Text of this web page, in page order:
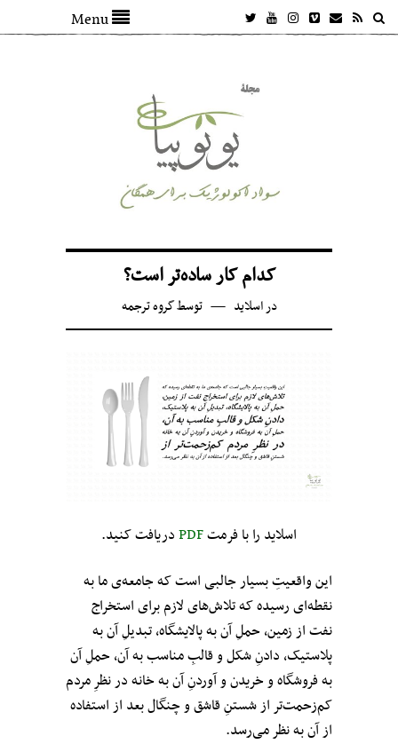
Menu
کدام کار ساده‌تر است؟
دراسلاید توسطگروه ترجمه
اسلاید را با فرمتPDFدریافت کنید.
این واقعیتِ بسیار جالبی است که جامعه‌ی ما به
نقطه‌ای رسیده که تلاش‌های لازم برای استخراج
نفت از زمین، حملِ آن به پالایشگاه، تبدیلِ آن به
پلاستیک، دادنِ شکل و قالبِ مناسب به آن، حملِ آن
به فروشگاه و خریدن و آوردنِ آن به خانه در نظرِ مردم
کم‌زحمت‌تر از شستنِ قاشق و چنگال بعد از استفاده
از آن به نظر می‌رسد.